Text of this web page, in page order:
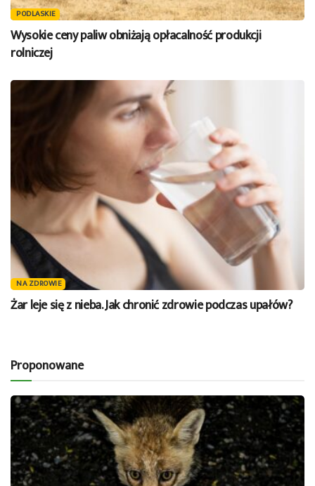
PODLASKIE
Wysokie ceny paliw obniżają opłacalność produkcji
rolniczej
NA ZDROWIE
Żar leje się z nieba. Jak chronić zdrowie podczas upałów?
Proponowane